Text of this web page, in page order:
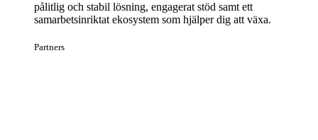
pålitlig och stabil lösning, engagerat stöd samt ett
samarbetsinriktat ekosystem som hjälper dig att växa.
Partners